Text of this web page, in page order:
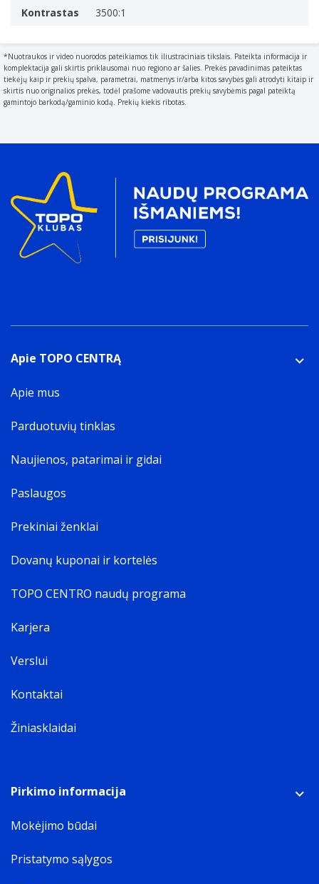
Kontrastas 3500:1
*Nuotraukos ir video nuorodos pateikiamos tik iliustraciniais tikslais. Pateikta informacija ir
komplektacija gali skirtis priklausomai nuo regiono ar šalies. Prekės pavadinimas pateiktas
tiekėjų kaip ir prekių spalva, parametrai, matmenys ir/arba kitos savybės gali atrodyti kitaip ir
skirtis nuo originalios prekės, todėl prašome vadovautis prekių savybėmis pagal pateiktą
gamintojo barkodą/gaminio kodą. Prekių kiekis ribotas.
Apie TOPO CENTRĄ
Apie mus
Parduotuvių tinklas
Naujienos, patarimai ir gidai
Paslaugos
Prekiniai ženklai
Dovanų kuponai ir kortelės
TOPO CENTRO naudų programa
Karjera
Verslui
Kontaktai
Žiniasklaidai
Pirkimo informacija
Mokėjimo būdai
Pristatymo sąlygos